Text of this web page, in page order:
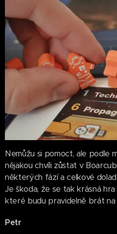
Nemůžu si pomoct, ale podle
nějakou chvíli zůstat v
některých fází a celkové
Je škoda, že se tak krásná
které budu pravidelně brát na
Petr